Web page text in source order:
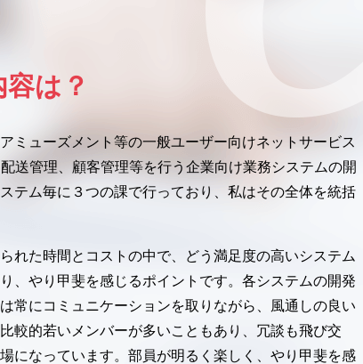
は？
ミューズメント等の一般ユーザー向けネットサービス
送管理、顧客管理等を行う企業向け業務システムの開
テム毎に３つの課で行っており、私はその全体を統括
れた時間とコストの中で、どう満足度の高いシステム
、やり甲斐を感じるポイントです。各システムの開発
常にコミュニケーションを取りながら、風通しの良い
較的若いメンバーが多いこともあり、冗談も飛び交
になっています。部員が明るく楽しく、やり甲斐を感